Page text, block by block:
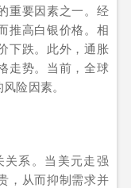
重要因素之一。经
推高白银价格。相
下跌。此外，通胀
走势。当前，全球
险因素。
系。当美元走强
，从而抑制需求并